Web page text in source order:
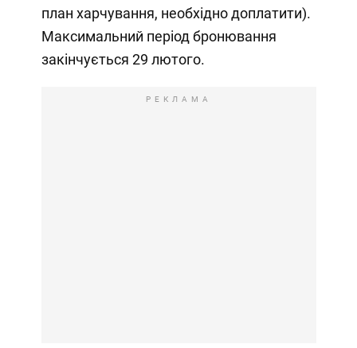
план харчування, необхідно доплатити).
Максимальний період бронювання
закінчується 29 лютого.
РЕКЛАМА